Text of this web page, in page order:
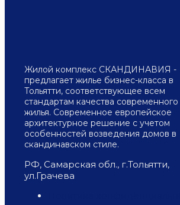
Жилой комплекс СКАНДИНАВИЯ -
предлагает жилье бизнес-класса в
Тольятти, соответствующее всем
стандартам качества современного
жилья. Современное европейское
архитектурное решение с учетом
особенностей возведения домов в
скандинавском стиле.
РФ, Самарская обл., г.Тольятти,
ул.Грачева